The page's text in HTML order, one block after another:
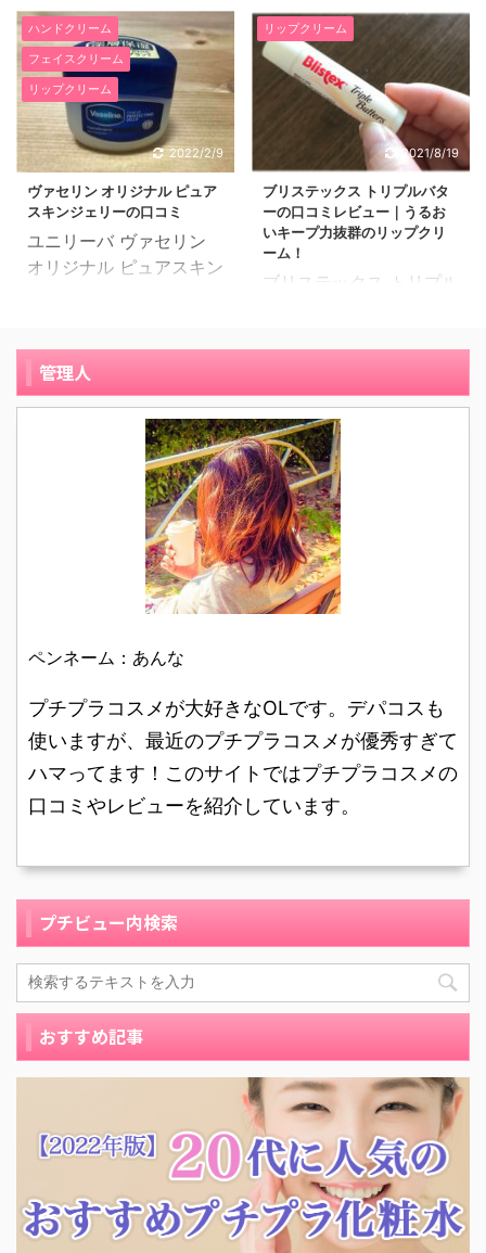
ルバイト先の先輩からの
おすすめでプレゼントし
てもらったのがこのリッ
プカームでした。 ごく一
般的な形のリップカー
ム、アルファベット表記
が少しオシャレ ジョンマ
スターオーガニッ ...
ったりでした。 香りも好
み。見た目に色がないの
はちょっとさみしいです
が、夜なのでまあ良しと
します。 私は指で塗って
使用するので、その日の
唇の乾燥度合いによって
量を調節して使っていま
す。 ...
紹介したいと思います。
メルティクリームリップ
の口コミ 1 36歳、自営
業、乾燥肌 秋から冬にか
けて唇の乾燥がひどくな
りました。常にカサカサ
で口紅ののりも悪く、悩
んでいま した。 たまた
ま近所の薬局でメルティ
クリームリップシリーズ
が目立つ場所に置いてあ
て、商品を手に取りまし
た。 広告にある「とろけ
るような塗り心地」とい
う言葉と「メルティクリ
ーム」という名前から、
保湿効果が期待できそう
だと購入を決め ...
は、うるおい成分である
スーパーヒアルロン酸と
コラーゲンが配合されて
おりみずみずしい唇を保
ってくれるリップです。
メンソレータム ウォータ
ーリップ はちみつレモン
の口コミレビューを紹介
します。 33歳のパート
です。乾燥しやすくてパ
シパシな唇です。 もとも
た、このうるおいたっぷ
はなく、ザ！メンソレー
タムな本体が緑で、フタ
が白いやつです。 年のせ
いか、唇のパシパシ感が
酷くなってきて、、、も
う少しいいの ...
ハンドクリーム
フェイスクリーム
リップクリーム
2022/2/9
ヴァセリン オリジナル ピュア
スキンジェリーの口コミ
ユニリーバ ヴァセリン
オリジナル ピュアスキン
介したいと思います。 ヴ
ァセリン オリジナル ピ
ュアスキンジェリーの口
コミ 1 40歳、会社員、混
合肌 唇が乾燥しやすく、
一年中リップクリームが
必需品の私。 寝ている時
には特に乾きやすいの
で、夜にしっかりと唇に
保湿を与えられる商品を
探していたところ、薬局
リジナル ピュアスキンジ
湿」という言葉に惹かれ
て購入しました。 １番小
さいサイズを選びまし
た。 ヴァセリン オリジ
ナ ...
リップクリーム
2021/8/19
ブリステックス トリプルバタ
ーの口コミレビュー｜うるお
いキープ力抜群のリップクリ
ーム！
ブリステックス トリプル
のにベタつかないリップ
クリームです。 うるおい
保湿感抜群のブリステッ
クス トリプルバターの口
コミレビューを紹介しま
す。 26歳の専業主婦、
唇が荒れやすい。 もとも
と肌も敏感肌なのです
が、唇もかなり敏感肌で
や口紅を唇に直接つける
と、なぜかどんなもので
も唇の薄皮がずるずるに
剥けていってしまうとい
う困った体質です。 リッ
管理人
ペンネーム：あんな
プチプラコスメが大好きなOLです。デパコスも
使いますが、最近のプチプラコスメが優秀すぎて
ハマってます！このサイトではプチプラコスメの
口コミやレビューを紹介しています。
プチビュー内検索
おすすめ記事